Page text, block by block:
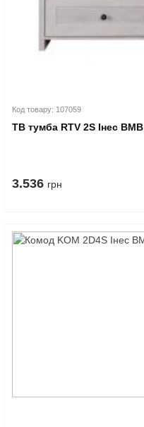
Код товару: 107059
ТВ тумба RTV 2S Інес ВМВ
3.536 грн